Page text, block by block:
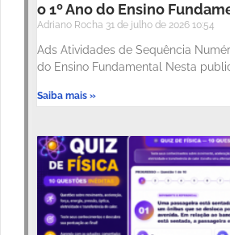
o 1º Ano do Ensino
Adriano Rocha 31 de julho de 2026 10:54
Ads Atividades de Sequência
do Ensino Fundamental Nesta
Saiba mais »